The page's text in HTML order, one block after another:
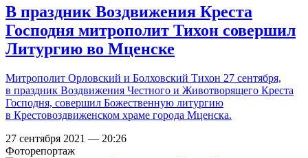
В праздник Воздвижения Креста
Господня митрополит Тихон совершил
Литургию во Мценске
Митрополит Орловский и Болховский Тихон 27 сентября,
в праздник Воздвижения Честного и Животворящего Креста
Господня, совершил Божественную литургию
в Крестовоздвиженском храме города Мценска.
27 сентября 2021 — 20:26
Фоторепортаж